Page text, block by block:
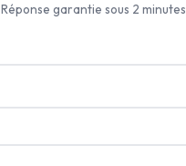
Réponse garantie sous 2 minutes